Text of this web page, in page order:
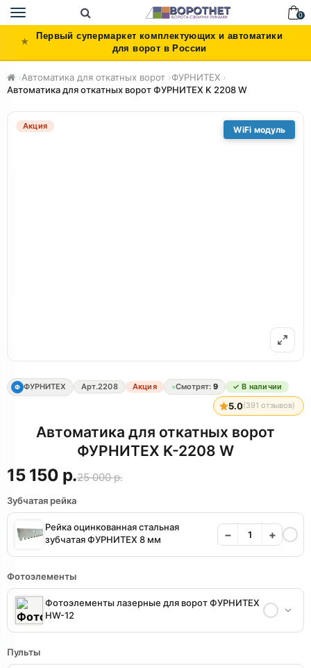
Toggle
navigation
0
Первый супермаркет комплектующих и автоматики
для ворот в России
›Автоматика для откатных ворот ›ФУРНИТЕХ ›
Автоматика для откатных ворот ФУРНИТЕХ K 2208 W
Акция WiFi модуль
Ф ФУРНИТЕХ Арт.2208 Акция Смотрят: 9 ✓ В наличии
5.0(391 отзывов)
Автоматика для откатных ворот
ФУРНИТЕХ K-2208 W
15 150 р.25 000 р.
Зубчатая рейка
Рейка оцинкованная стальная
зубчатая ФУРНИТЕХ 8 мм
− +
Фотоэлементы
Фотоэлементы лазерные для ворот ФУРНИТЕХ
HW-12
Пульты